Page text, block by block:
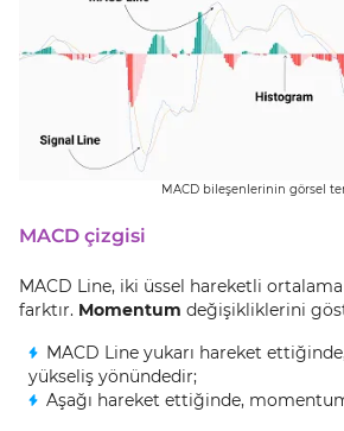
MACD bileşenlerinin görsel
MACD çizgisi
MACD Line, iki üssel hareketli ortalama
farktır. Momentum değişikliklerini
MACD Line yukarı hareket
yükseliş yönündedir;
Aşağı hareket ettiğinde,